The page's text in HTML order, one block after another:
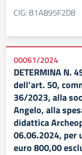
CIG: B1A895F2D8
00061/2024
DETERMINA N.
dell’art. 50,
36/2023, alla
Angelo, alla
didattica
06.06.2024, per
euro 800,00